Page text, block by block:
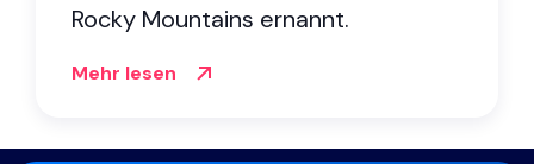
Rocky Mountains ernannt.
Mehr lesen